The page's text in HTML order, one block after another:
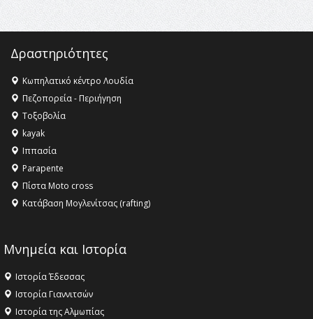
Δραστηριότητες
Κωπηλατικό κέντρο Λουδία
Πεζοπορεία - Περιήγηση
Τοξοβολία
kayak
Ιππασία
Parapente
Πίστα Moto cross
Κατάβαση Μογλενίτσας (rafting)
Μνημεία και Ιστορία
Ιστορία Έδεσσας
Ιστορία Γιαννιτσών
Ιστορία της Αλμωπίας